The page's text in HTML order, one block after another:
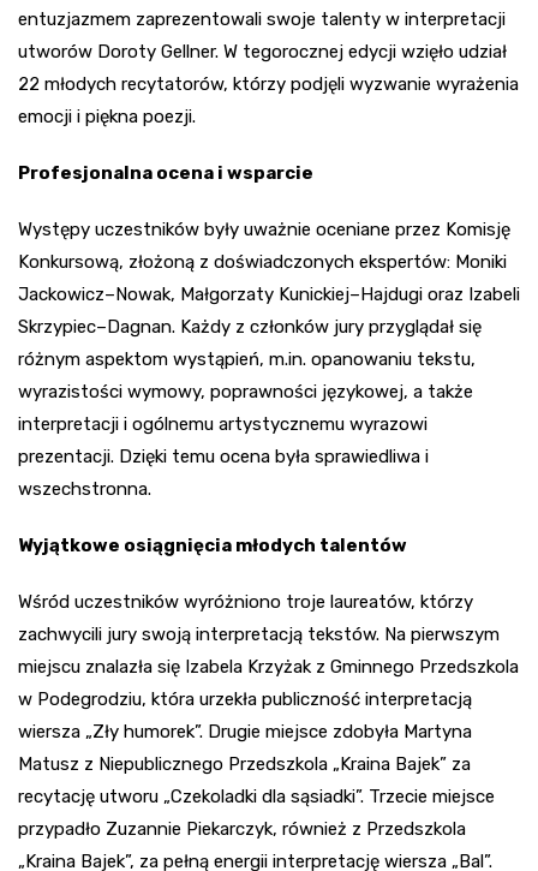
entuzjazmem zaprezentowali swoje talenty w interpretacji
utworów Doroty Gellner. W tegorocznej edycji wzięło udział
22 młodych recytatorów, którzy podjęli wyzwanie wyrażenia
emocji i piękna poezji.
Profesjonalna ocena i wsparcie
Występy uczestników były uważnie oceniane przez Komisję
Konkursową, złożoną z doświadczonych ekspertów: Moniki
Jackowicz–Nowak, Małgorzaty Kunickiej–Hajdugi oraz Izabeli
Skrzypiec–Dagnan. Każdy z członków jury przyglądał się
różnym aspektom wystąpień, m.in. opanowaniu tekstu,
wyrazistości wymowy, poprawności językowej, a także
interpretacji i ogólnemu artystycznemu wyrazowi
prezentacji. Dzięki temu ocena była sprawiedliwa i
wszechstronna.
Wyjątkowe osiągnięcia młodych talentów
Wśród uczestników wyróżniono troje laureatów, którzy
zachwycili jury swoją interpretacją tekstów. Na pierwszym
miejscu znalazła się Izabela Krzyżak z Gminnego Przedszkola
w Podegrodziu, która urzekła publiczność interpretacją
wiersza „Zły humorek”. Drugie miejsce zdobyła Martyna
Matusz z Niepublicznego Przedszkola „Kraina Bajek” za
recytację utworu „Czekoladki dla sąsiadki”. Trzecie miejsce
przypadło Zuzannie Piekarczyk, również z Przedszkola
„Kraina Bajek”, za pełną energii interpretację wiersza „Bal”.